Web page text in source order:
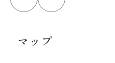
マップ